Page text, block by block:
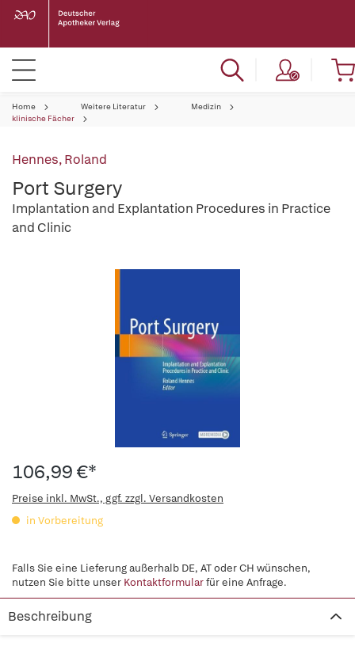
Home Weitere Literatur
Medizin
klinische Fächer
Hennes, Roland
Port Surgery
Implantation and Explantation Procedures in Practice
and Clinic
106,99 €*
Preise inkl. MwSt., ggf. zzgl. Versandkosten
in Vorbereitung
Falls Sie eine Lieferung außerhalb DE, AT oder CH wünschen,
nutzen Sie bitte unser Kontaktformularfür eine Anfrage.
Beschreibung